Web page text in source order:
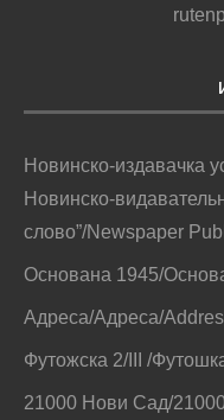
Новинско-издавачка
Новинско-
слово”/Newspaper
Основана 1945/
Адреса/Адреса/
Футожска 2/III /
21000 Нови Сад/